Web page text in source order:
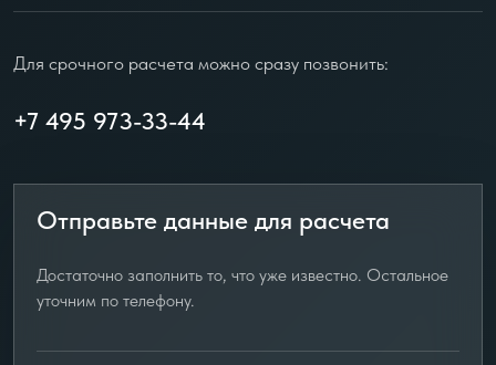
Для срочного расчета можно сразу позвонить:
+7 495 973-33-44
Отправьте данные для расчета
Достаточно заполнить то, что уже известно. Остальное
уточним по телефону.